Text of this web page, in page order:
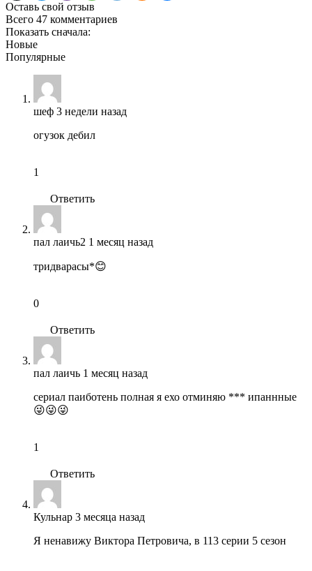
Оставь свой отзыв
Всего 47 комментариев
Показать сначала:
Новые
Популярные
шеф 3 недели назад
огузок дебил
1
Ответить
пал лаичь2 1 месяц назад
тридварасы*😊
0
Ответить
пал лаичь 1 месяц назад
сериал паиботень полная я ехо отминяю *** ипаннные
😜😜😜
1
Ответить
Кульнар 3 месяца назад
Я ненавижу Виктора Петровича, в 113 серии 5 сезон